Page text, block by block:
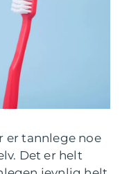
er tannlege noe
Det er helt